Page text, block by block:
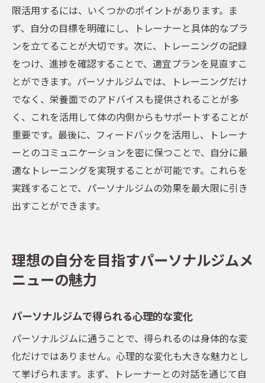
限活用するには、いくつかのポイントがあります。ま
ず、自分の目標を明確にし、トレーナーと具体的なプラ
ンを立てることが大切です。次に、トレーニングの記録
をつけ、進捗を確認することで、適宜プランを見直すこ
とができます。パーソナルジムでは、トレーニングだけ
でなく、栄養面でのアドバイスも提供されることが多
く、これを活用して体の内側からもサポートすることが
重要です。最後に、フィードバックを活用し、トレーナ
ーとのコミュニケーションを密に保つことで、自分に最
適なトレーニングを実現することが可能です。これらを
実践することで、パーソナルジムの効果を最大限に引き
出すことができます。
理想の自分を目指すパーソナルジムメ
ニューの魅力
パーソナルジムで得られる心理的な変化
パーソナルジムに通うことで、得られるのは身体的な変
化だけではありません。心理的な変化も大きな魅力とし
て挙げられます。まず、トレーナーとの対話を通じて自